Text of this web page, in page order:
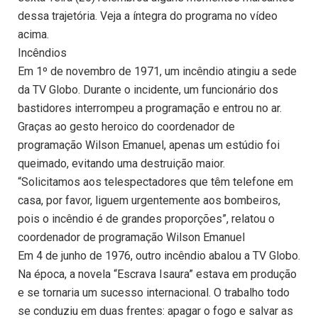
dessa trajetória. Veja a íntegra do programa no vídeo
acima.
Incêndios
Em 1º de novembro de 1971, um incêndio atingiu a sede
da TV Globo. Durante o incidente, um funcionário dos
bastidores interrompeu a programação e entrou no ar.
Graças ao gesto heroico do coordenador de
programação Wilson Emanuel, apenas um estúdio foi
queimado, evitando uma destruição maior.
“Solicitamos aos telespectadores que têm telefone em
casa, por favor, liguem urgentemente aos bombeiros,
pois o incêndio é de grandes proporções”, relatou o
coordenador de programação Wilson Emanuel
Em 4 de junho de 1976, outro incêndio abalou a TV Globo.
Na época, a novela “Escrava Isaura” estava em produção
e se tornaria um sucesso internacional. O trabalho todo
se conduziu em duas frentes: apagar o fogo e salvar as